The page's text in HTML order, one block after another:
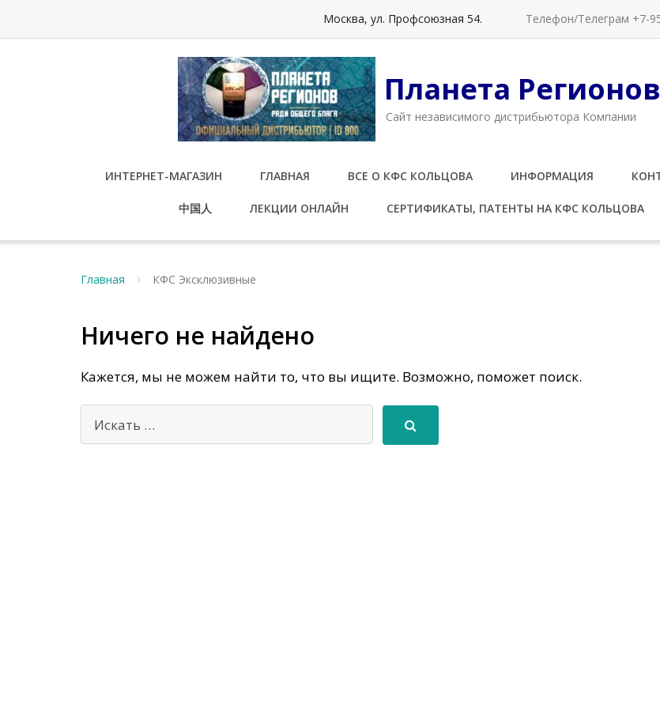
содержимому
Москва, ул. Профсоюзная 54. Телефон/Телеграм +7-
Планета
Cайт независимого дистрибьютора Компании
ИНТЕРНЕТ-МАГАЗИН ГЛАВНАЯ ВСЕ О КФС КОЛЬЦОВА ИНФОРМАЦИЯ
中国人 ЛЕКЦИИ ОНЛАЙН СЕРТИФИКАТЫ, ПАТЕНТЫ НА КФС КОЛЬЦОВА
Главная КФС Эксклюзивные
Ничего не найдено
Кажется, мы не можем найти то, что вы ищите. Возможно, поможет поиск.